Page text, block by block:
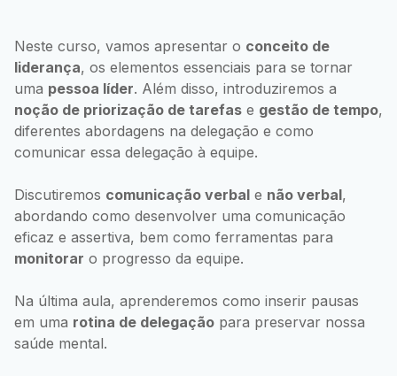
Neste curso, vamos apresentar o conceito de
liderança, os elementos essenciais para se tornar
uma pessoa líder. Além disso, introduziremos a
noção de priorização de tarefas e gestão de tempo,
diferentes abordagens na delegação e como
comunicar essa delegação à equipe.
Discutiremos comunicação verbal e não verbal,
abordando como desenvolver uma comunicação
eficaz e assertiva, bem como ferramentas para
monitorar o progresso da equipe.
Na última aula, aprenderemos como inserir pausas
em uma rotina de delegação para preservar nossa
saúde mental.